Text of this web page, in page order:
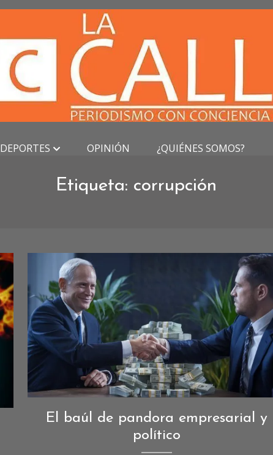
DEPORTES OPINIÓN ¿QUIÉNES SOMOS?
Etiqueta: corrupción
Imagen creada con I.A
Opinión
El baúl de pandora empresarial y
político